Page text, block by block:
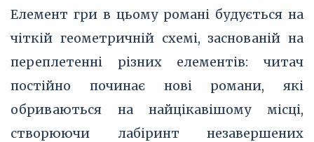
Елемент гри в цьому романі будується на
чіткій геометричній схемі, заснованій на
переплетенні різних елементів: читач
постійно починає нові романи, які
обриваються на найцікавішому місці,
створюючи лабіринт незавершених